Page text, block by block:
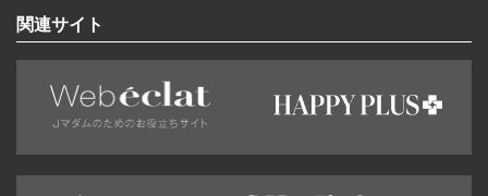
関連サイト